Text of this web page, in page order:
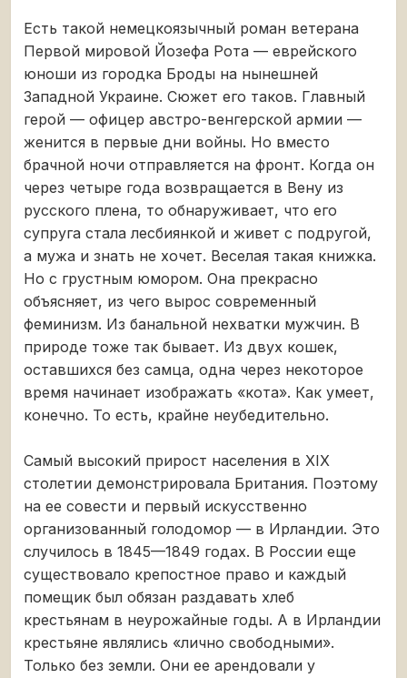
Есть такой немецкоязычный роман ветерана
Первой мировой Йозефа Рота — еврейского
юноши из городка Броды на нынешней
Западной Украине. Сюжет его таков. Главный
герой — офицер австро-венгерской армии —
женится в первые дни войны. Но вместо
брачной ночи отправляется на фронт. Когда он
через четыре года возвращается в Вену из
русского плена, то обнаруживает, что его
супруга стала лесбиянкой и живет с подругой,
а мужа и знать не хочет. Веселая такая книжка.
Но с грустным юмором. Она прекрасно
объясняет, из чего вырос современный
феминизм. Из банальной нехватки мужчин. В
природе тоже так бывает. Из двух кошек,
оставшихся без самца, одна через некоторое
время начинает изображать «кота». Как умеет,
конечно. То есть, крайне неубедительно.
Самый высокий прирост населения в XIX
столетии демонстрировала Британия. Поэтому
на ее совести и первый искусственно
организованный голодомор — в Ирландии. Это
случилось в 1845—1849 годах. В России еще
существовало крепостное право и каждый
помещик был обязан раздавать хлеб
крестьянам в неурожайные годы. А в Ирландии
крестьяне являлись «лично свободными».
Только без земли. Они ее арендовали у